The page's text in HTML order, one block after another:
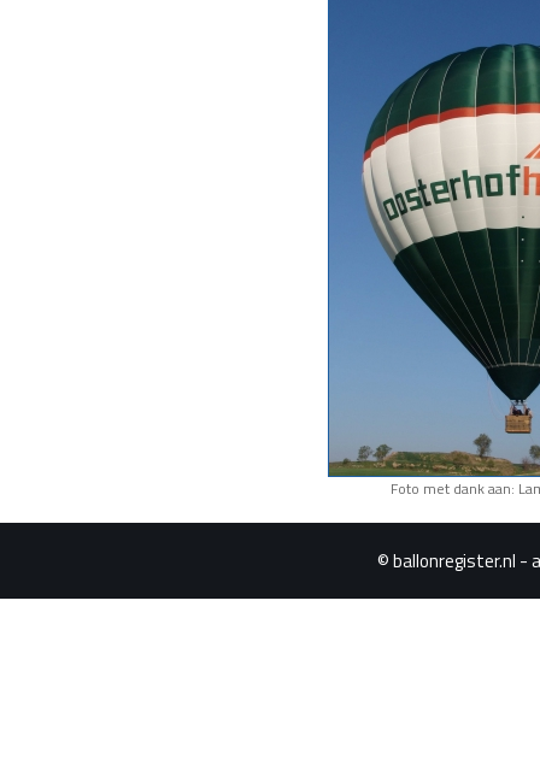
Foto met dank aan:
© ballonregister.nl -